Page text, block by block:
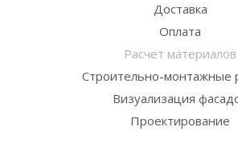
Доставка
Оплата
Расчет материалов
Строительно-монтажные
Визуализация
Проектирование